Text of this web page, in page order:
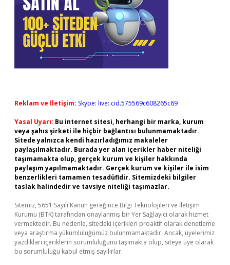
Reklam ve İletişim: Skype: live:.cid.575569c608265c69
Yasal Uyarı: Bu internet sitesi, herhangi bir marka, kurum
veya şahıs şirketi ile hiçbir bağlantısı bulunmamaktadır.
Sitede yalnızca kendi hazırladığımız makaleler
paylaşılmaktadır. Burada yer alan içerikler haber niteliği
taşımamakta olup, gerçek kurum ve kişiler hakkında
paylaşım yapılmamaktadır. Gerçek kurum ve kişiler ile isim
benzerlikleri tamamen tesadüfidir. Sitemizdeki bilgiler
taslak halindedir ve tavsiye niteliği taşımazlar.
Sitemiz, 5651 Sayılı Kanun gereğince Bilgi Teknolojileri ve İletişim
Kurumu (BTK) tarafından onaylanmış bir Yer Sağlayıcı olarak hizmet
vermektedir. Bu nedenle, sitedeki içerikleri proaktif olarak denetleme
veya araştırma yükümlülüğümüz bulunmamaktadır. Ancak, üyelerimiz
yazdıkları içeriklerin sorumluluğunu taşımakta olup, siteye üye olarak
bu sorumluluğu kabul etmiş sayılırlar.